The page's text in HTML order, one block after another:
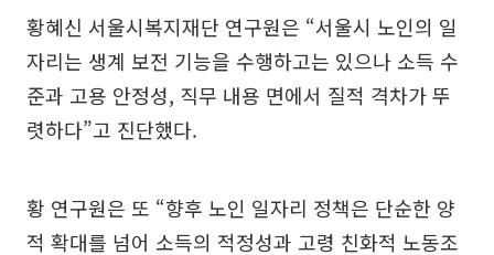
황혜신 서울시복지재단 연구원은 “서울시 노인의 일
자리는 생계 보전 기능을 수행하고는 있으나 소득 수
준과 고용 안정성, 직무 내용 면에서 질적 격차가 뚜
렷하다”고 진단했다.
황 연구원은 또 “향후 노인 일자리 정책은 단순한 양
적 확대를 넘어 소득의 적정성과 고령 친화적 노동조